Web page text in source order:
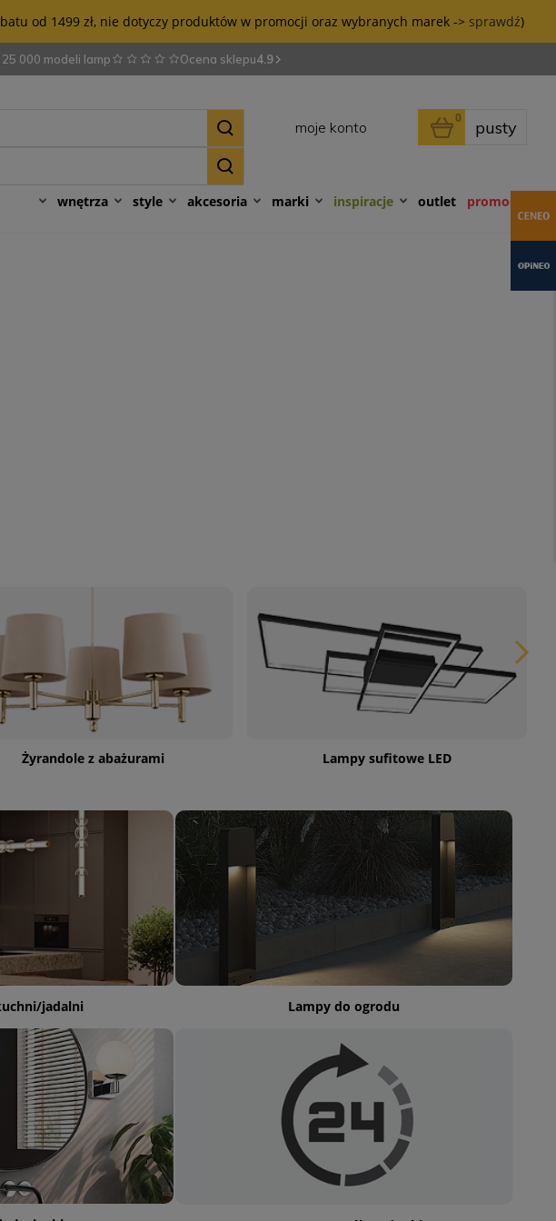
od 1499 zł, nie dotyczy produktów w promocji oraz wybranych marek -> sprawdź)
25 000 modeli lamp Ocena sklepu4.9
moje konto pusty
0
wnętrza style akcesoria marki outlet promocje
inspiracje
Żyrandole z abażurami Lampy sufitowe LED
jadalni Lampy do ogrodu